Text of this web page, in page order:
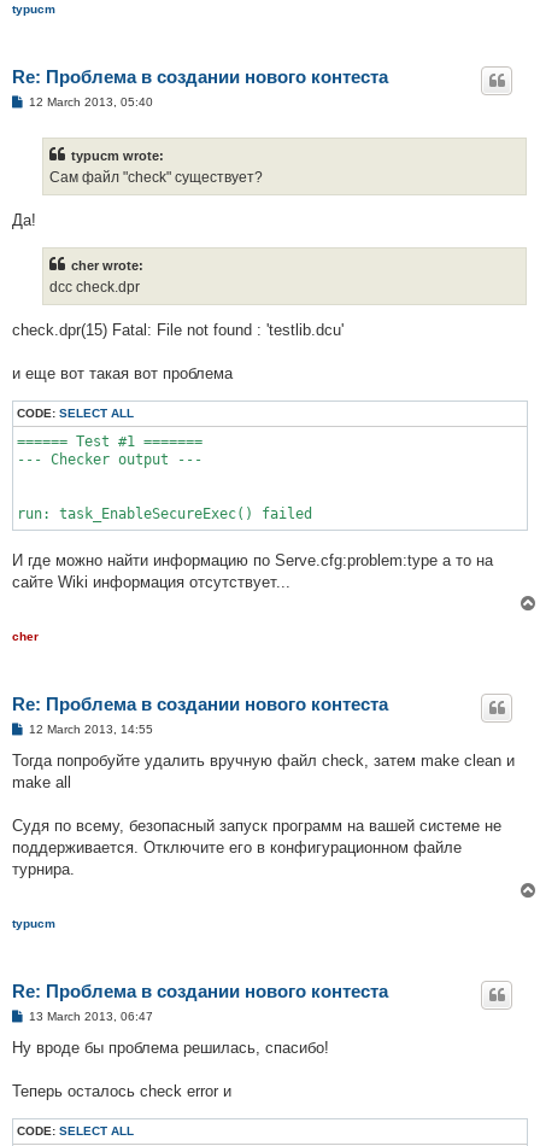
typucm
Re: Проблема в создании нового контеста
P12 March 2013, 05:40
typucm wrote:
Сам файл "check" существует?
Да!
cher wrote:
dcc check.dpr
check.dpr(15) Fatal: File not found : 'testlib.dcu'
и еще вот такая вот проблема
CODE: SELECT ALL
====== Test #1 =======
--- Checker output ---
run: task_EnableSecureExec() failed
И где можно найти информацию по Serve.cfg:problem:type а то на
сайте Wiki информация отсутствует...
cher
Re: Проблема в создании нового контеста
P
s
12 March 2013, 14:55
Тогда попробуйте удалить вручную файл check, затем make clean и
make all
Судя по всему, безопасный запуск программ на вашей системе не
поддерживается. Отключите его в конфигурационном файле
турнира.
typucm
Re: Проблема в создании нового контеста
P
s
t
13 March 2013, 06:47
Ну вроде бы проблема решилась, спасибо!
Теперь осталось check error и
CODE: SELECT ALL